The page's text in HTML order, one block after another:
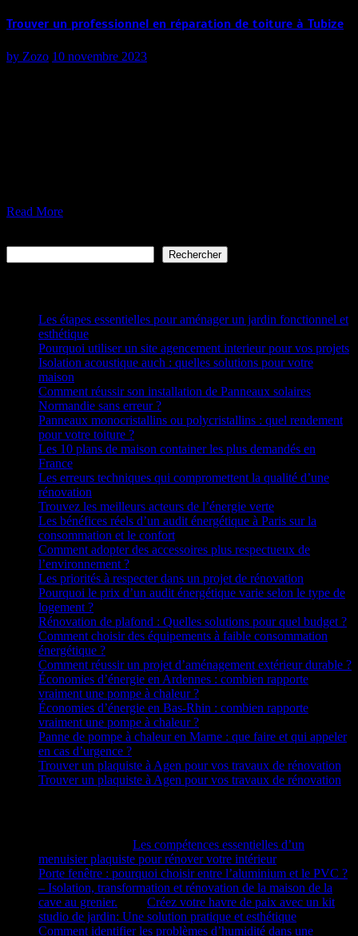
Trouver un professionnel en réparation de toiture à Tubize
by Zozo 10 novembre 2023
Read More
Rechercher
Les étapes essentielles pour aménager un jardin fonctionnel et
esthétique
Pourquoi utiliser un site agencement interieur pour vos projets
Isolation acoustique auch : quelles solutions pour votre
maison
Comment réussir son installation de Panneaux solaires
Normandie sans erreur ?
Panneaux monocristallins ou polycristallins : quel rendement
pour votre toiture ?
Les 10 plans de maison container les plus demandés en
France
Les erreurs techniques qui compromettent la qualité d’une
rénovation
Trouvez les meilleurs acteurs de l’énergie verte
Les bénéfices réels d’un audit énergétique à Paris sur la
consommation et le confort
Comment adopter des accessoires plus respectueux de
l’environnement ?
Les priorités à respecter dans un projet de rénovation
Pourquoi le prix d’un audit énergétique varie selon le type de
logement ?
Rénovation de plafond : Quelles solutions pour quel budget ?
Comment choisir des équipements à faible consommation
énergétique ?
Comment réussir un projet d’aménagement extérieur durable ?
Économies d’énergie en Ardennes : combien rapporte
vraiment une pompe à chaleur ?
Économies d’énergie en Bas-Rhin : combien rapporte
vraiment une pompe à chaleur ?
Panne de pompe à chaleur en Marne : que faire et qui appeler
en cas d’urgence ?
Trouver un plaquiste à Agen pour vos travaux de rénovation
Trouver un plaquiste à Agen pour vos travaux de rénovation
Les compétences essentielles d’un
menuisier plaquiste pour rénover votre intérieur
Porte fenêtre : pourquoi choisir entre l’aluminium et le PVC ?
– Isolation, transformation et rénovation de la maison de la
cave au grenier.
Créez votre havre de paix avec un kit
studio de jardin: Une solution pratique et esthétique
Comment identifier les problèmes d’humidité dans une